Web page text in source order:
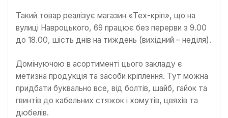
Такий товар реалізує магазин «Тех-кріп», що на
вулиці Навроцького, 69 працює без перерви з 9.00
до 18.00, шість днів на тиждень (вихідний – неділя).
Домінуючою в асортименті цього закладу є
метизна продукція та засоби кріплення. Тут можна
придбати буквально все, від болтів, шайб, гайок та
гвинтів до кабельних стяжок і хомутів, цвяхів та
дюбелів.